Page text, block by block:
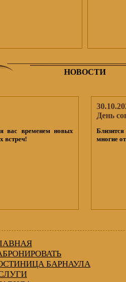
НОВОСТИ
вас временем новых
встреч!
День
многие
БАРНАУЛА